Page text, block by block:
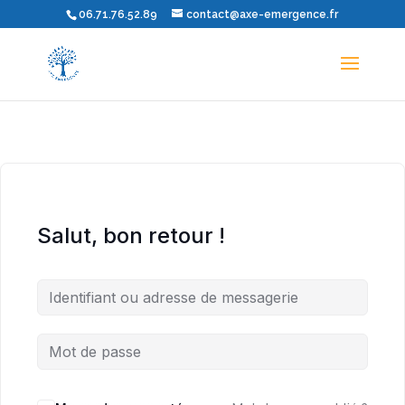
06.71.76.52.89 contact@axe-emergence.fr
Salut, bon retour !